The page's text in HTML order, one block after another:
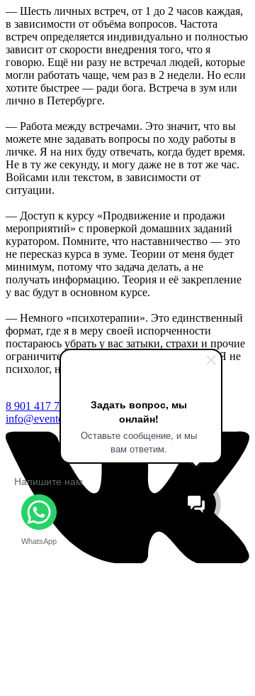
Задать вопрос, мы
онлайн!
Оставьте сообщение, и мы
вам ответим.
Напишите нам
WhatsApp
— Шесть личных встреч, от 1 до 2 часов каждая,
в зависимости от объёма вопросов. Частота
встреч определяется индивидуально и полностью
зависит от скорости внедрения того, что я
говорю. Ещё ни разу не встречал людей, которые
могли работать чаще, чем раз в 2 недели. Но если
хотите быстрее — ради бога. Встреча в зум или
лично в Петербурге.
— Работа между встречами. Это значит, что вы
можете мне задавать вопросы по ходу работы в
личке. Я на них буду отвечать, когда будет время.
Не в ту же секунду, и могу даже не в тот же час.
Войсами или текстом, в зависимости от
ситуации.
— Доступ к курсу «Продвижение и продажи
мероприятий» с проверкой домашних заданий
куратором. Помните, что наставничество — это
не пересказ курса в зуме. Теории от меня будет
минимум, потому что задача делать, а не
получать информацию. Теория и её закрепление
у вас будут в основном курсе.
— Немного «психотерапии». Это единственный
формат, где я в меру своей испорченности
постараюсь убрать у вас затыки, страхи и прочие
ограничители в мозгах в движении к цели. Я не
психолог, но своё видение имею.
8 901 417 75 03
info@eventologia.ru